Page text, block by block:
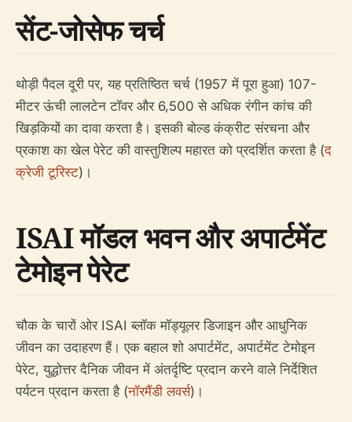
सेंट-जोसेफ चर्च
थोड़ी पैदल दूरी पर, यह प्रतिष्ठित चर्च (1957 में पूरा हुआ) 107-
मीटर ऊंची लालटेन टॉवर और 6,500 से अधिक रंगीन कांच की
खिड़कियों का दावा करता है। इसकी बोल्ड कंक्रीट संरचना और
प्रकाश का खेल पेरेट की वास्तुशिल्प महारत को प्रदर्शित करता है (द
क्रेजी टूरिस्ट)।
ISAI मॉडल भवन और अपार्टमेंट
टेमोइन पेरेट
चौक के चारों ओर ISAI ब्लॉक मॉड्यूलर डिजाइन और आधुनिक
जीवन का उदाहरण हैं। एक बहाल शो अपार्टमेंट, अपार्टमेंट टेमोइन
पेरेट, युद्धोत्तर दैनिक जीवन में अंतर्दृष्टि प्रदान करने वाले निर्देशित
पर्यटन प्रदान करता है (नॉरमैंडी लवर्स)।